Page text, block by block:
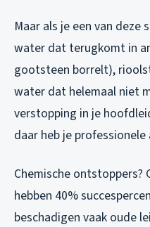
Maar als je een van deze
water dat terugkomt in
gootsteen borrelt),
water dat helemaal niet
verstopping in je
daar heb je
Chemische ontstoppers?
hebben 40%
beschadigen vaak oude